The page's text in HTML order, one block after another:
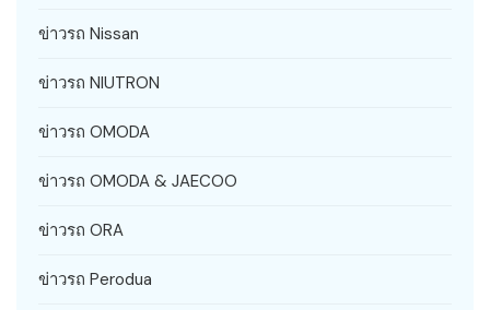
ข่าวรถ Nissan
ข่าวรถ NIUTRON
ข่าวรถ OMODA
ข่าวรถ OMODA & JAECOO
ข่าวรถ ORA
ข่าวรถ Perodua